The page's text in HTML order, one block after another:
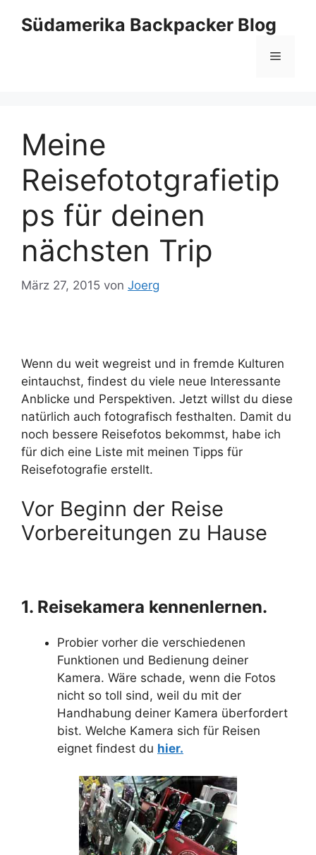
InhaltSüdamerika Backpacker Blog
Menü
Meine
Reisefototgrafietip
ps für deinen
nächsten Trip
März 27, 2015 von Joerg
Wenn du weit wegreist und in fremde Kulturen
eintauchst, findest du viele neue Interessante
Anblicke und Perspektiven. Jetzt willst du diese
natürlich auch fotografisch festhalten. Damit du
noch bessere Reisefotos bekommst, habe ich
für dich eine Liste mit meinen Tipps für
Reisefotografie erstellt.
Vor Beginn der Reise
Vorbereitungen zu Hause
1. Reisekamera kennenlernen.
Probier vorher die verschiedenen
Funktionen und Bedienung deiner
Kamera. Wäre schade, wenn die Fotos
nicht so toll sind, weil du mit der
Handhabung deiner Kamera überfordert
bist. Welche Kamera sich für Reisen
eignet findest du hier.